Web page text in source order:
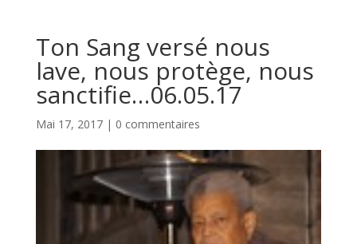
Ton Sang versé nous
lave, nous protège, nous
sanctifie…06.05.17
Mai 17, 2017| 0 commentaires